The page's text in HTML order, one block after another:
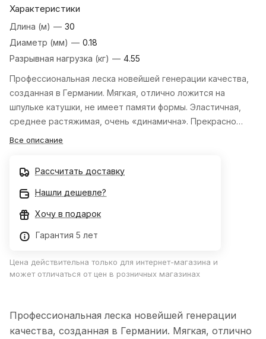
Характеристики
Длина (м) — 30
Диаметр (мм) — 0.18
Разрывная нагрузка (кг) — 4.55
Профессиональная леска новейшей генерации качества,
созданная в Германии. Мягкая, отлично ложится на
шпульке катушки, не имеет памяти формы. Эластичная,
среднее растяжимая, очень «динамична». Прекрасно
передает энергию подсечки от удилища на приманку.
покрытие защищает леску от химических загрязнений
воды и вредным воздействием ультрафиолетовых лучей.
Все описание
Рассчитать доставку
Нашли дешевле?
Хочу в подарок
Гарантия 5 лет
Цена действительна только для интернет-магазина и
может отличаться от цен в розничных магазинах
Профессиональная леска новейшей генерации
качества, созданная в Германии. Мягкая, отлично